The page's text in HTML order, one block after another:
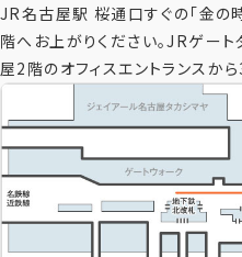
JR名古屋駅 桜通口すぐの「金の
階へお上がりください。JRゲー
屋2階のオフィスエントランスか